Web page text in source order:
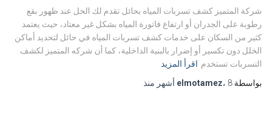
شركة المتميز كشف تسربات المياه بحائل تقدم لك الحل عند ظهور بقع
رطوبة على الجدران أو ارتفاع فاتورة المياه بشكل غير معتاد، حيث يعتمد
كثير من السكان على خدمات كشف تسربات المياه في حائل لتحديد أماكن
الخلل دون تكسير أو إضرار بالبنية الداخلية، كما أن شركه المتميز لكشف
التسربات تستخدم اقرأ المزيد
بواسطة
elmotamez، 8 أشهر منذ